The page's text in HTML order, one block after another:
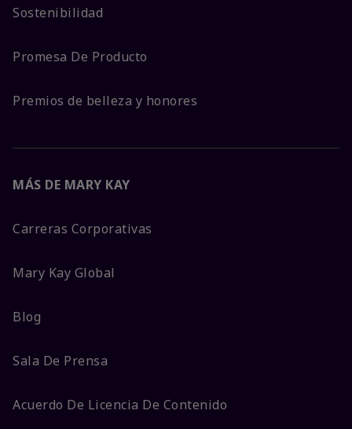
Sostenibilidad
Promesa De Producto
Premios de belleza y honores
MÁS DE MARY KAY
Carreras Corporativas
Mary Kay Global
Blog
Sala De Prensa
Acuerdo De Licencia De Contenido